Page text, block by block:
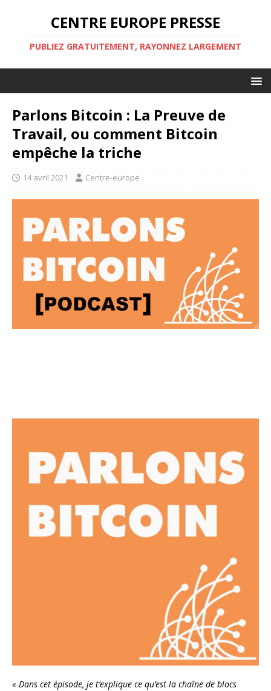
CENTRE EUROPE PRESSE
PUBLIEZ GRATUITEMENT, RAYONNEZ LARGEMENT
Parlons Bitcoin : La Preuve de
Travail, ou comment Bitcoin
empêche la triche
14 avril 2021 Centre-europe
« Dans cet épisode, je t’explique ce qu’est la chaîne de blocs